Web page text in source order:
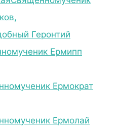
Геронтий
Ермипп
Ермократ
Ермолай